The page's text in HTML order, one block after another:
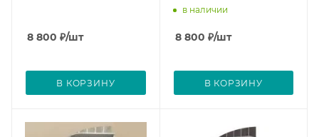
8 800 ₽/шт
В КОРЗИНУ
в наличии
8 800 ₽/шт
В КОРЗИНУ